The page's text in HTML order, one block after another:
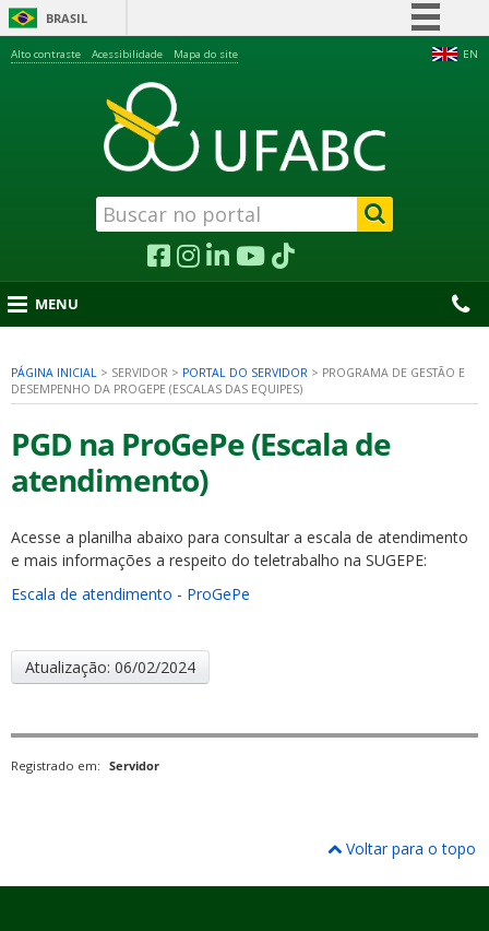
BRASIL
Acesso à informação
Legislação
Canais
EN
Alto contraste Acessibilidade Mapa do site
MENU
PÁGINA INICIAL > SERVIDOR > PORTAL DO SERVIDOR > PROGRAMA DE GESTÃO E
DESEMPENHO DA PROGEPE (ESCALAS DAS EQUIPES)
PGD na ProGePe (Escala de
atendimento)
Acesse a planilha abaixo para consultar a escala de atendimento
e mais informações a respeito do teletrabalho na SUGEPE:
Escala de atendimento - ProGePe
Atualização: 06/02/2024
Registrado em: Servidor
Voltar para o topo